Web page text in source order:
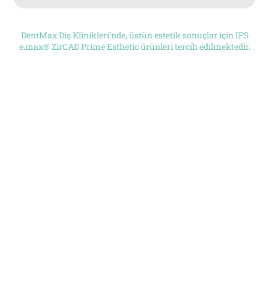
DentMax Diş Klinikleri’nde, üstün estetik sonuçlar için IPS
e.max® ZirCAD Prime Esthetic ürünleri tercih edilmektedir.